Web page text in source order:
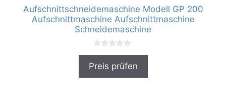
Aufschnittschneidemaschine Modell GP 200
Aufschnittmaschine Aufschnittmaschine
Schneidemaschine
0
o
Preis prüfen